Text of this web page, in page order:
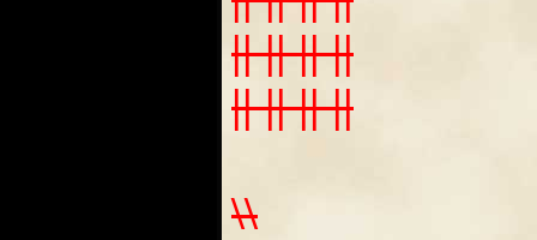
|| || || ||
|| || || ||
\\